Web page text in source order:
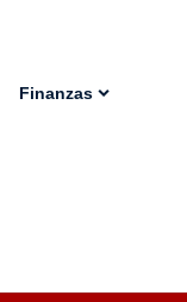
Finanzas